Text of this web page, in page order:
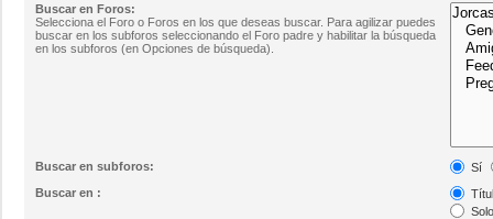
Buscar en Foros:
Selecciona el Foro o Foros en los que deseas buscar. Para agilizar puedes
buscar en los subforos seleccionando el Foro padre y habilitar la búsqueda
en los subforos (en Opciones de búsqueda).
Buscar en subforos:
Sí
Buscar en :